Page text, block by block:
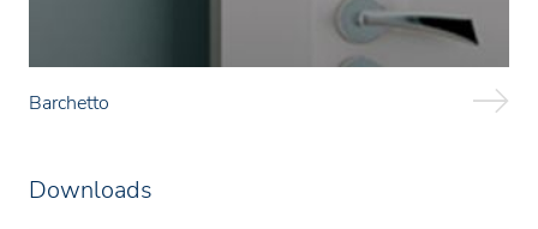
Barchetto
Downloads